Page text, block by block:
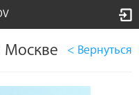
Москве < Вернуться